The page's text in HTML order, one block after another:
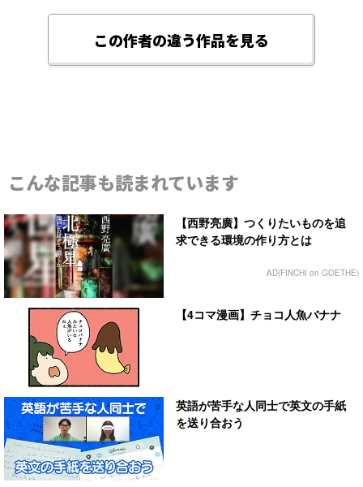
この作者の違う作品を見る
こんな記事も読まれています
【西野亮廣】つくりたいものを追
求できる環境の作り方とは
AD(FINCHI on GOETHE)
【4コマ漫画】チョコ人魚バナナ
英語が苦手な人同士で英文の手紙
を送り合おう